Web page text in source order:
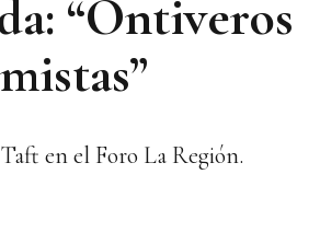
“Ontiveros
en el Foro La Región.